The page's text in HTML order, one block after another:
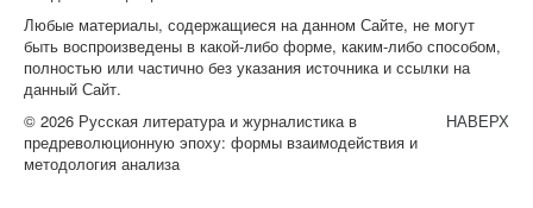
Любые материалы, содержащиеся на данном Сайте, не могут
быть воспроизведены в какой-либо форме, каким-либо способом,
полностью или частично без указания источника и ссылки на
данный Сайт.
НАВЕРХ
© 2026 Русская литература и журналистика в
предреволюционную эпоху: формы взаимодействия и
методология анализа